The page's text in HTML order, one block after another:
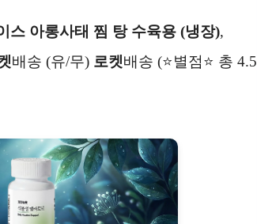
스 아롱사태 찜 탕 수육용 (냉장),
배송 (유/무) 로켓배송 (⭐별점⭐ 총 4.5